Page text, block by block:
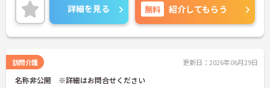
詳細を見る 無料 紹介してもらう
訪問介護 更新日：2026年06月29日
名称非公開 ※詳細はお問合せください